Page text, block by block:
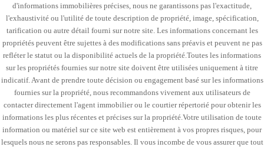
d'informations immobilières précises, nous ne garantissons pas l'exactitude,
l'exhaustivité ou l'utilité de toute description de propriété, image, spécification,
tarification ou autre détail fourni sur notre site. Les informations concernant les
propriétés peuvent être sujettes à des modifications sans préavis et peuvent ne pas
refléter le statut ou la disponibilité actuels de la propriété.Toutes les informations
sur les propriétés fournies sur notre site doivent être utilisées uniquement à titre
indicatif. Avant de prendre toute décision ou engagement basé sur les informations
fournies sur la propriété, nous recommandons vivement aux utilisateurs de
contacter directement l'agent immobilier ou le courtier répertorié pour obtenir les
informations les plus récentes et précises sur la propriété.Votre utilisation de toute
information ou matériel sur ce site web est entièrement à vos propres risques, pour
lesquels nous ne serons pas responsables. Il vous incombe de vous assurer que tout